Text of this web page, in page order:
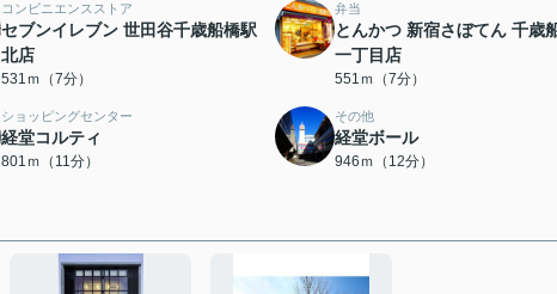
コンビニエンスストア
セブンイレブン 世田谷千歳船橋駅
北店
531ｍ（7分）
弁当
とんかつ 新宿さぼてん 千歳
一丁目店
551ｍ（7分）
ショッピングセンター
経堂コルティ
801ｍ（11分）
その他
経堂ボール
946ｍ（12分）